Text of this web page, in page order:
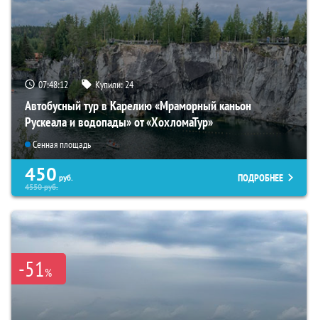
07:48:11 Купили:24
Автобусный тур в Карелию «Мраморный каньон
Рускеала и водопады» от «ХохломаТур»
Сенная площадь
450 руб.
4550руб.
ПОДРОБНЕЕ
-51%